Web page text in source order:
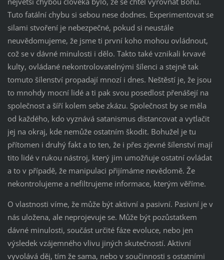
Tuto fatální chybu si sebou nese dodnes. Experimentovat se
silami stvoření je nebezpečné, pokud si neustále
neuvědomujeme, že jsme ti první koho mohou ovládnout,
což se v dávné minulosti i dělo. Takto také vznikali krvavé
kulty, ovládané nekontrolovatelnými šílenci a stejně tak
tomuto šílenství propadají mnozí i dnes. Neštěstí je, že jsou
to mnohdy mocní lidé a ti pak svou posedlost přenášejí na
společnost a šíří kolem sebe zkázu. Společnost by se měla
od každého, kdo vyznává satanismus distancovat a vytlačit
jej na okraj, kde nemůže ostatním škodit. Bohužel je tu
přítomen i druhý fakt a to ten, že i přes zjevné šílenství mají
tito lidé v rukou nástroj, který jim umožňuje ostatní ovládat
a to v případě, že manipulaci přijímáme nevědomě. Že
nekontrolujeme a nefiltrujeme informace, kterým věříme.
O vlastnosti víme, že může být aktivní a pasivní. Pasivní je v
nás uložena, ale neprojevuje se. Může být pozůstatkem
dávné minulosti, součást určité fáze evoluce, nebo jen
výsledek vzájemného vlivu jiných skutečností. Aktivní
vyvolává děj, tím že sama, nebo v součinnosti s ostatními